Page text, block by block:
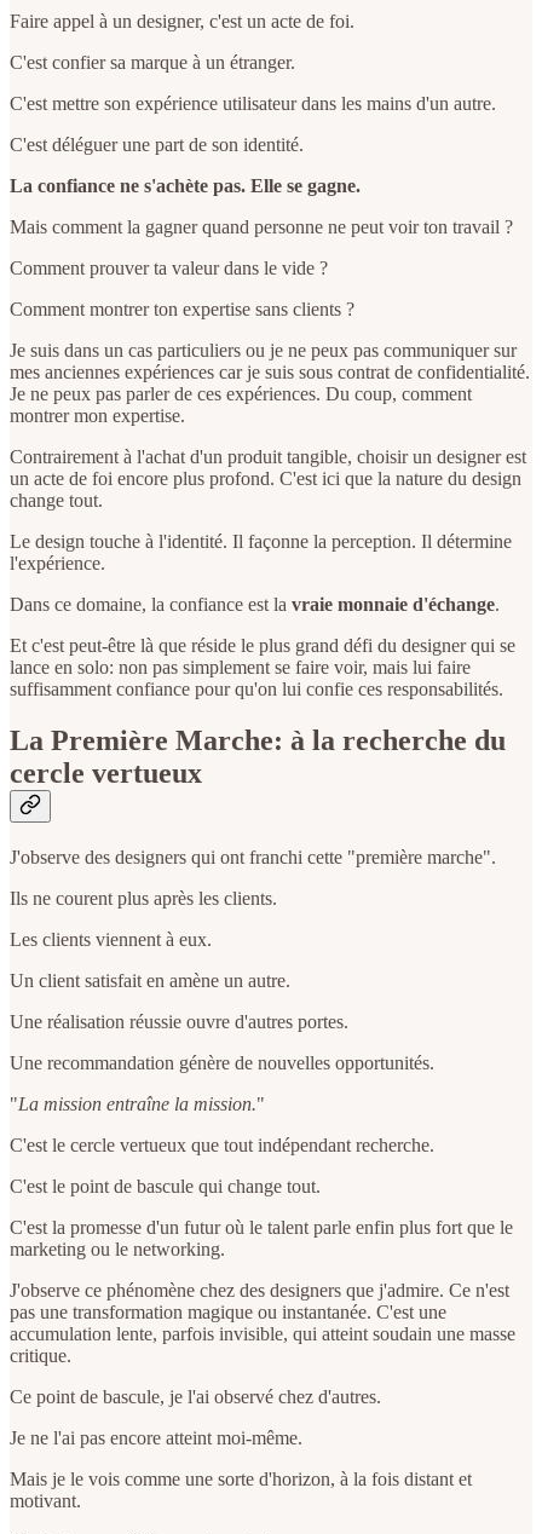
Faire appel à un designer, c'est un acte de foi.
C'est confier sa marque à un étranger.
C'est mettre son expérience utilisateur dans les mains d'un autre.
C'est déléguer une part de son identité.
La confiance ne s'achète pas. Elle se gagne.
Mais comment la gagner quand personne ne peut voir ton travail ?
Comment prouver ta valeur dans le vide ?
Comment montrer ton expertise sans clients ?
Je suis dans un cas particuliers ou je ne peux pas communiquer sur
mes anciennes expériences car je suis sous contrat de confidentialité.
Je ne peux pas parler de ces expériences. Du coup, comment
montrer mon expertise.
Contrairement à l'achat d'un produit tangible, choisir un designer est
un acte de foi encore plus profond. C'est ici que la nature du design
change tout.
Le design touche à l'identité. Il façonne la perception. Il détermine
l'expérience.
Dans ce domaine, la confiance est la vraie monnaie d'échange.
Et c'est peut-être là que réside le plus grand défi du designer qui se
lance en solo: non pas simplement se faire voir, mais lui faire
suffisamment confiance pour qu'on lui confie ces responsabilités.
La Première Marche: à la recherche du
cercle vertueux
J'observe des designers qui ont franchi cette "première marche".
Ils ne courent plus après les clients.
Les clients viennent à eux.
Un client satisfait en amène un autre.
Une réalisation réussie ouvre d'autres portes.
Une recommandation génère de nouvelles opportunités.
"La mission entraîne la mission."
C'est le cercle vertueux que tout indépendant recherche.
C'est le point de bascule qui change tout.
C'est la promesse d'un futur où le talent parle enfin plus fort que le
marketing ou le networking.
J'observe ce phénomène chez des designers que j'admire. Ce n'est
pas une transformation magique ou instantanée. C'est une
accumulation lente, parfois invisible, qui atteint soudain une masse
critique.
Ce point de bascule, je l'ai observé chez d'autres.
Je ne l'ai pas encore atteint moi-même.
Mais je le vois comme une sorte d'horizon, à la fois distant et
motivant.